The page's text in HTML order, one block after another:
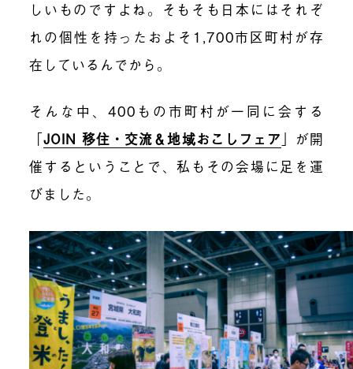
しいものですよね。そもそも日本にはそれぞ
れの個性を持ったおよそ1,700市区町村が存
在しているんでから。
そんな中、400もの市町村が一同に会する
「JOIN 移住・交流＆地域おこしフェア 」が開
催するということで、私もその会場に足を運
びました。